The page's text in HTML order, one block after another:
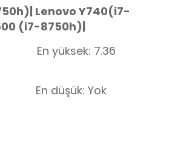
Lenovo Y740(i7-
(i7-8750h)|
En yüksek: 7.36
En düşük: Yok